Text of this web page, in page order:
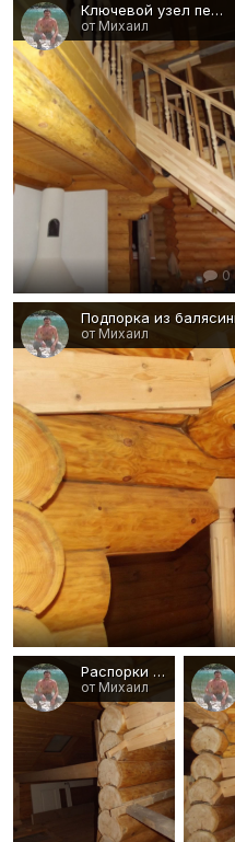
Ключевой узел пересечения внутренних капитальных стен и балок перекрытия
от Михаил
0
от Михаил
Распорки к кривой стене второго этажа
от Михаил